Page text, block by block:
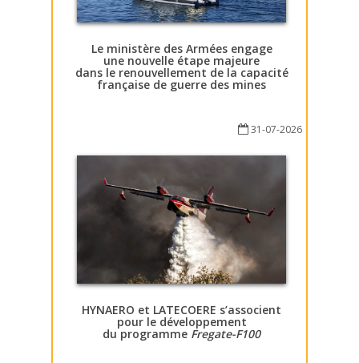
Le ministère des Armées engage
une nouvelle étape majeure
dans le renouvellement de la capacité
française de guerre des mines
31-07-2026
HYNAERO et LATECOERE s’associent
pour le développement
du programme Fregate-F100